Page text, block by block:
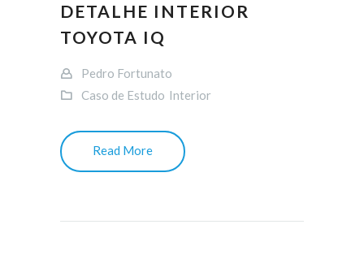
DETALHE INTERIOR
TOYOTA IQ
Pedro Fortunato
Caso de Estudo Interior
Read More